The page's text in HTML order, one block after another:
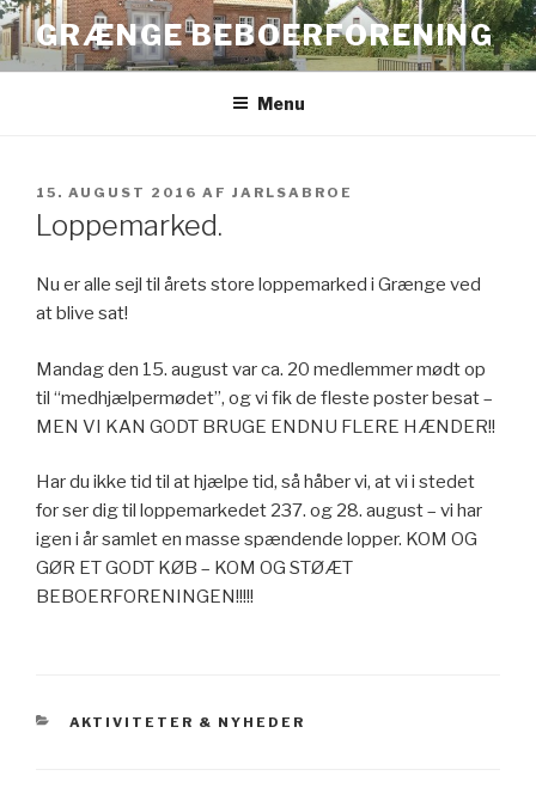
Videre
til
indhold
GRÆNGE BEBOERFORENING
Menu
UDGIVET
DEN
15. AUGUST 2016 AF JARLSABROE
Loppemarked.
Nu er alle sejl til årets store loppemarked i Grænge ved
at blive sat!
Mandag den 15. august var ca. 20 medlemmer mødt op
til “medhjælpermødet”, og vi fik de fleste poster besat –
MEN VI KAN GODT BRUGE ENDNU FLERE HÆNDER!!
Har du ikke tid til at hjælpe tid, så håber vi, at vi i stedet
for ser dig til loppemarkedet 237. og 28. august – vi har
igen i år samlet en masse spændende lopper. KOM OG
GØR ET GODT KØB – KOM OG STØÆT
BEBOERFORENINGEN!!!!!
KATEGORIER
AKTIVITETER & NYHEDER